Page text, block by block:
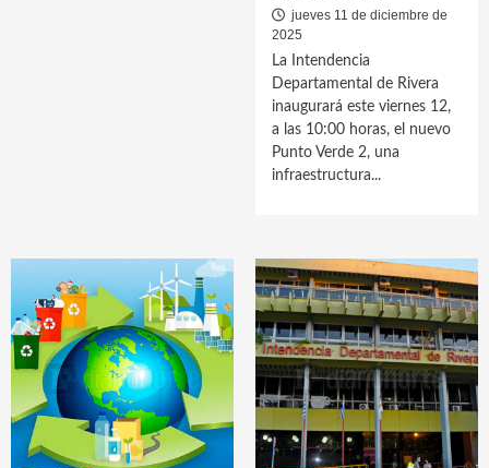
jueves 11 de diciembre de
2025
La Intendencia
Departamental de Rivera
inaugurará este viernes 12,
a las 10:00 horas, el nuevo
Punto Verde 2, una
infraestructura...